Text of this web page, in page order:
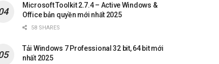
Microsoft Toolkit 2.7.4 – Active Windows &
Office bản quyền mới nhất 2025
58 SHARES
Tải Windows 7 Professional 32 bit, 64 bit mới
nhất 2025